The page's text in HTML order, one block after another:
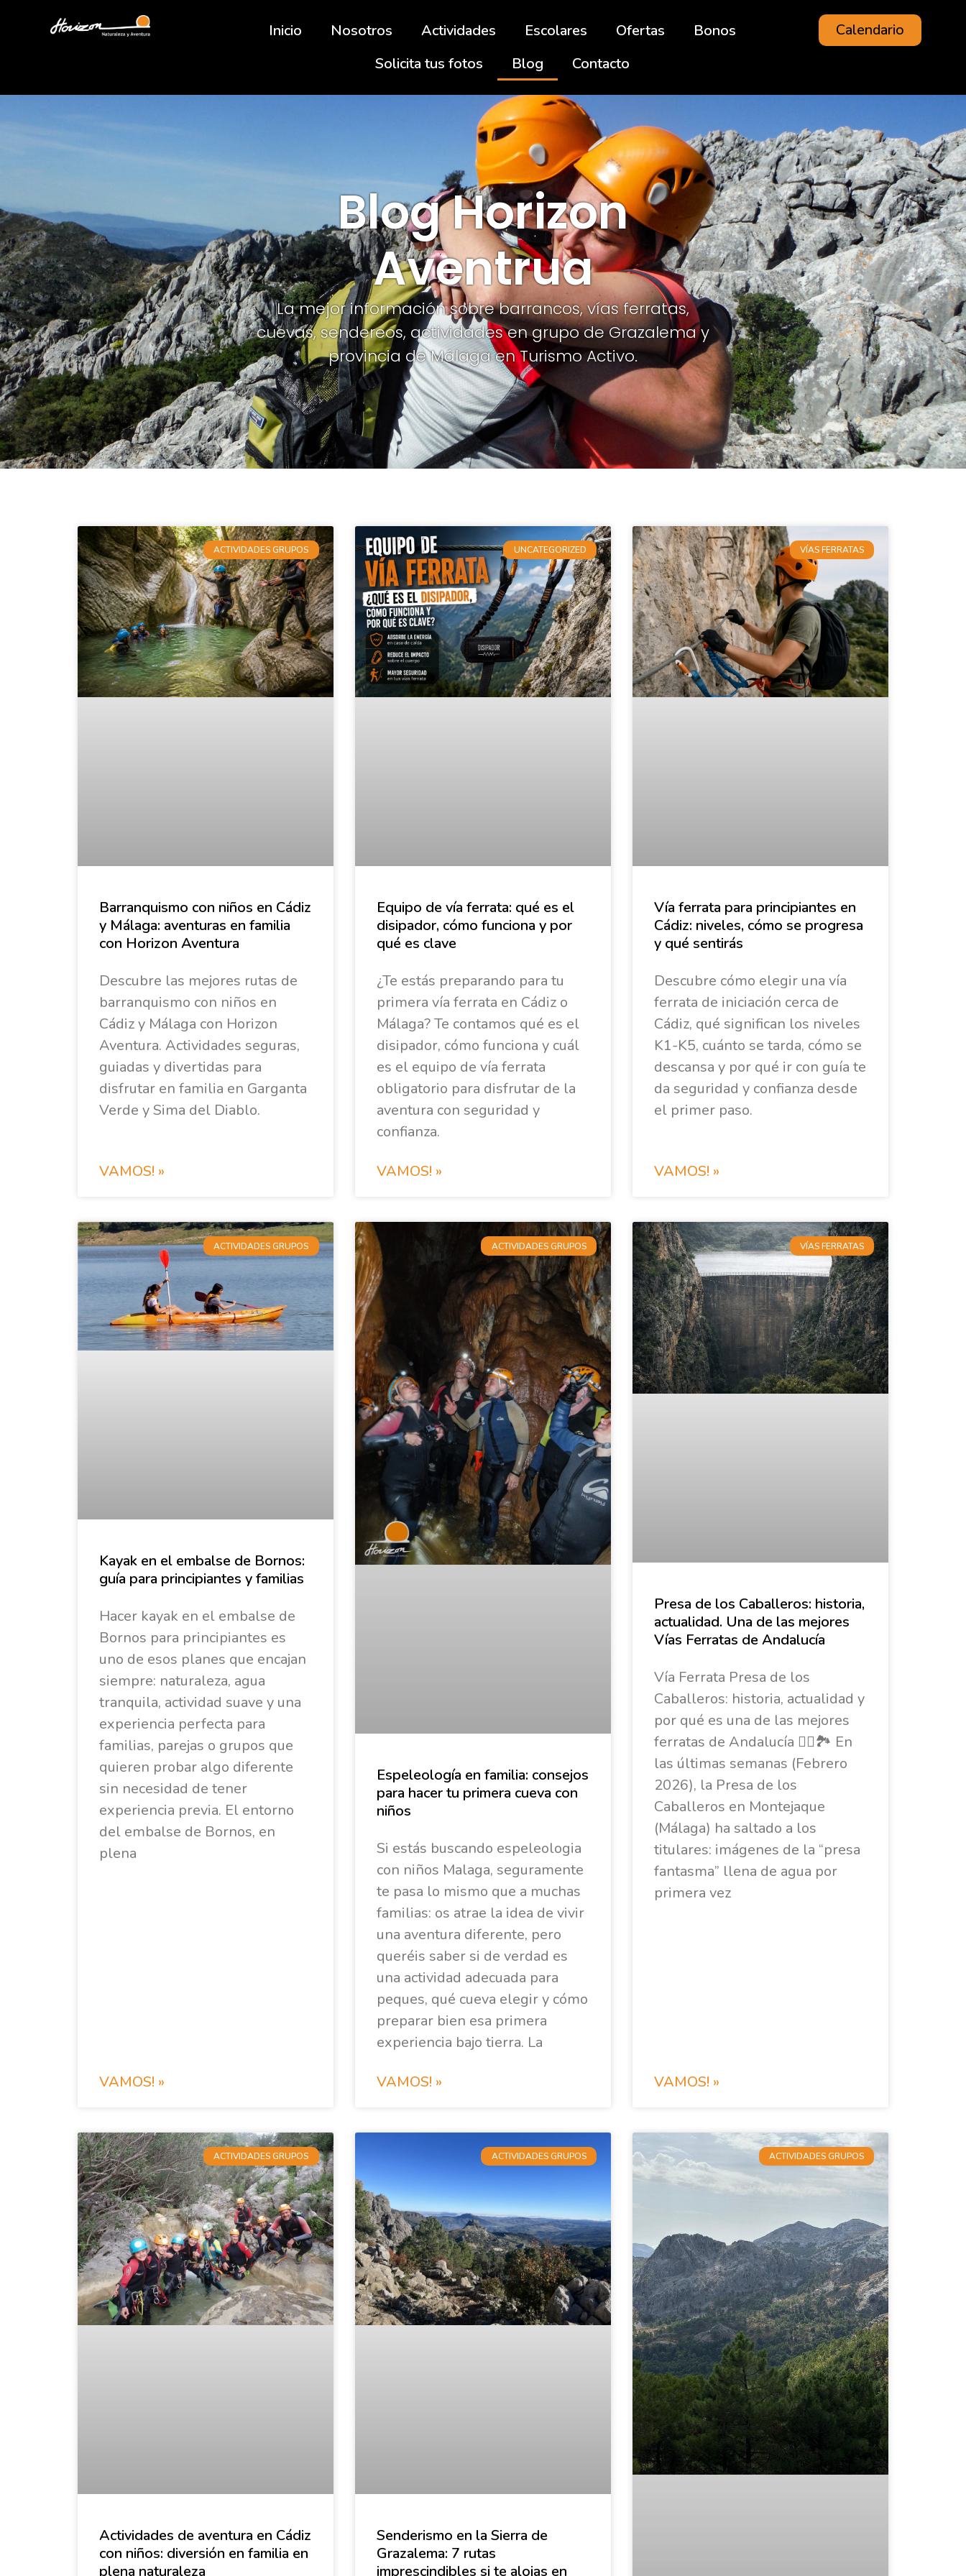
Inicio Nosotros Actividades Escolares Ofertas
Bonos
Solicita tus fotos
Blog Contacto
Calendario
Blog Horizon
Aventrua
La mejor información sobre barrancos, vías ferratas,
cuevas, sendereos, actividades en grupo de Grazalema y
provincia de Málaga en Turismo Activo.
ACTIVIDADES GRUPOS
Barranquismo con niños en Cádiz
y Málaga: aventuras en familia
con Horizon Aventura
Descubre las mejores rutas de
barranquismo con niños en
Cádiz y Málaga con Horizon
Aventura. Actividades seguras,
guiadas y divertidas para
disfrutar en familia en Garganta
Verde y Sima del Diablo.
VAMOS! »
UNCATEGORIZED
Equipo de vía ferrata: qué es el
disipador, cómo funciona y por
qué es clave
¿Te estás preparando para tu
primera vía ferrata en Cádiz o
Málaga? Te contamos qué es el
disipador, cómo funciona y cuál
es el equipo de vía ferrata
obligatorio para disfrutar de la
aventura con seguridad y
confianza.
VAMOS! »
VÍAS FERRATAS
Vía ferrata para principiantes en
Cádiz: niveles, cómo se progresa
y qué sentirás
Descubre cómo elegir una vía
ferrata de iniciación cerca de
Cádiz, qué significan los niveles
K1-K5, cuánto se tarda, cómo se
descansa y por qué ir con guía te
da seguridad y confianza desde
el primer paso.
VAMOS! »
ACTIVIDADES GRUPOS
Kayak en el embalse de Bornos:
guía para principiantes y familias
Hacer kayak en el embalse de
Bornos para principiantes es
uno de esos planes que encajan
siempre: naturaleza, agua
tranquila, actividad suave y una
experiencia perfecta para
familias, parejas o grupos que
quieren probar algo diferente
sin necesidad de tener
experiencia previa. El entorno
del embalse de Bornos, en
plena
VAMOS! »
ACTIVIDADES GRUPOS
Espeleología en familia: consejos
para hacer tu primera cueva con
niños
Si estás buscando espeleologia
con niños Malaga, seguramente
te pasa lo mismo que a muchas
familias: os atrae la idea de vivir
una aventura diferente, pero
queréis saber si de verdad es
una actividad adecuada para
peques, qué cueva elegir y cómo
preparar bien esa primera
experiencia bajo tierra. La
VAMOS! »
VÍAS FERRATAS
Presa de los Caballeros: historia,
actualidad. Una de las mejores
Vías Ferratas de Andalucía
Vía Ferrata Presa de los
Caballeros: historia, actualidad y
por qué es una de las mejores
ferratas de Andalucía 🧗‍♀️🏞️ En
las últimas semanas (Febrero
2026), la Presa de los
Caballeros en Montejaque
(Málaga) ha saltado a los
titulares: imágenes de la “presa
fantasma” llena de agua por
primera vez
VAMOS! »
ACTIVIDADES GRUPOS
Actividades de aventura en Cádiz
con niños: diversión en familia en
plena naturaleza
ACTIVIDADES GRUPOS
Senderismo en la Sierra de
Grazalema: 7 rutas
imprescindibles si te alojas en
ACTIVIDADES GRUPOS